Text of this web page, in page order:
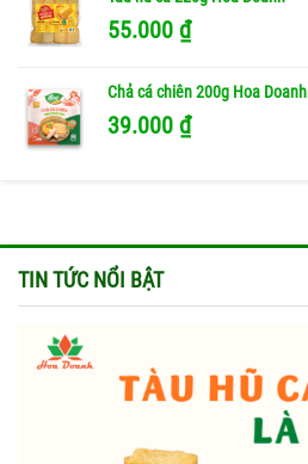
55.000 ₫
Chả cá chiên 200g Hoa Doanh
39.000 ₫
TIN TỨC NỔI BẬT